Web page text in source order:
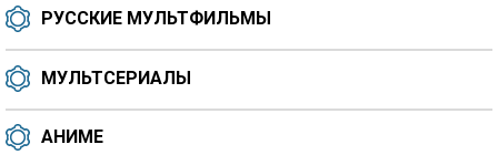
РУССКИЕ МУЛЬТФИЛЬМЫ
МУЛЬТСЕРИАЛЫ
АНИМЕ